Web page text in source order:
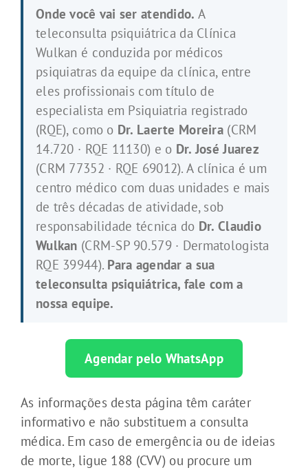
Onde você vai ser atendido. A
teleconsulta psiquiátrica da Clínica
Wulkan é conduzida por médicos
psiquiatras da equipe da clínica, entre
eles profissionais com título de
especialista em Psiquiatria registrado
(RQE), como o Dr. Laerte Moreira (CRM
14.720 · RQE 11130) e o Dr. José Juarez
(CRM 77352 · RQE 69012). A clínica é um
centro médico com duas unidades e mais
de três décadas de atividade, sob
responsabilidade técnica do Dr. Claudio
Wulkan (CRM-SP 90.579 · Dermatologista
RQE 39944). Para agendar a sua
teleconsulta psiquiátrica, fale com a
nossa equipe.
Agendar pelo WhatsApp
As informações desta página têm caráter
informativo e não substituem a consulta
médica. Em caso de emergência ou de ideias
de morte, ligue 188 (CVV) ou procure um